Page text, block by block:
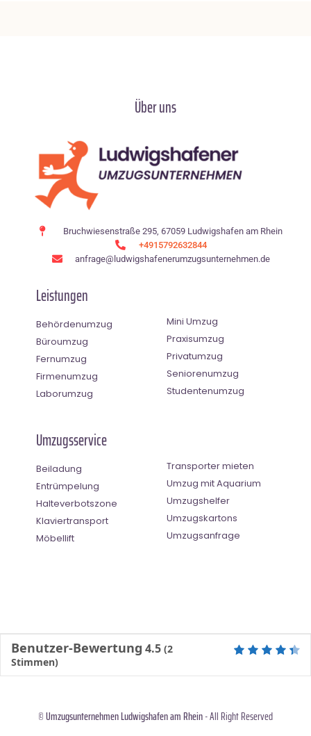
Über uns
Bruchwiesenstraße 295, 67059 Ludwigshafen am Rhein
+4915792632844
anfrage@ludwigshafenerumzugsunternehmen.de
Leistungen
Behördenumzug
Büroumzug
Fernumzug
Firmenumzug
Laborumzug
Mini Umzug
Praxisumzug
Privatumzug
Seniorenumzug
Studentenumzug
Umzugsservice
Beiladung
Entrümpelung
Halteverbotszone
Klaviertransport
Möbellift
Transporter mieten
Umzug mit Aquarium
Umzugshelfer
Umzugskartons
Umzugsanfrage
Benutzer-Bewertung 4.5 (2
Stimmen)
©Umzugsunternehmen Ludwigshafen am Rhein- All Right Reserved